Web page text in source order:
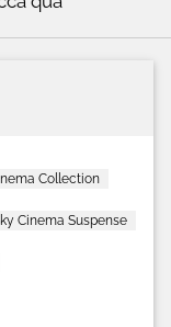
Collection
Cinema Suspense